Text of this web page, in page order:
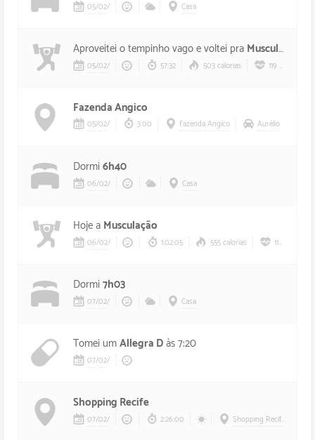
05/02/ Casa
Aproveitei o tempinho vago e voltei pra Musculação
05/02/ 57:32 503 calorias 119 bpm
Fazenda Angico
05/02/ 3:00 Fazenda Angico Aurélio
Dormi6h40
06/02/ Casa
Hoje a Musculação
06/02/ 1:02:05 555 calorias 110 bpm
Dormi7h03
07/02/ Casa
Tomei umAllegra Dàs 7:20
07/02/
Shopping Recife
07/02/ 2:26:00 Shopping Recife